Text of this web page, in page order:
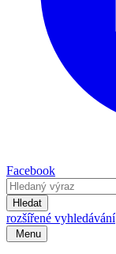
Facebook
Hledat
rozšířené vyhledávání
Menu